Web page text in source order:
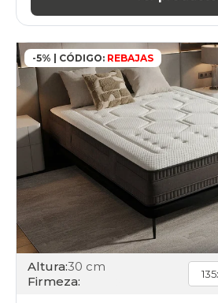
-5% | CÓDIGO: REBAJAS
Altura:30 cm
Firmeza: